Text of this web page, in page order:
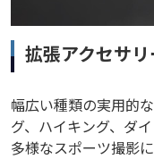
拡張アクセサリ
幅広い種類の実用的
グ、ハイキング、ダ
多様なスポーツ撮影に